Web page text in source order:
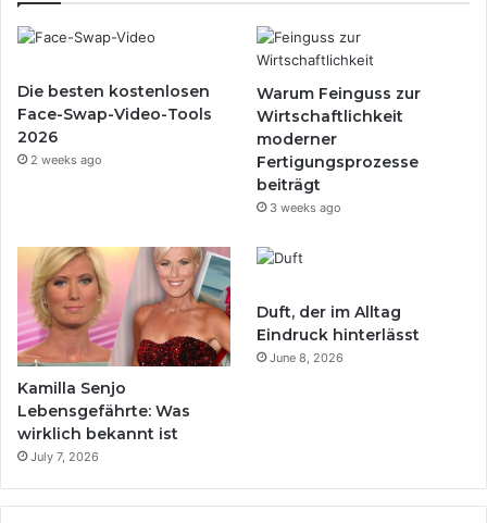
Die besten kostenlosen
Face-Swap-Video-Tools
2026
2 weeks ago
Warum Feinguss zur
Wirtschaftlichkeit
moderner
Fertigungsprozesse
beiträgt
3 weeks ago
Kamilla Senjo
Lebensgefährte: Was
wirklich bekannt ist
July 7, 2026
Duft, der im Alltag
Eindruck hinterlässt
June 8, 2026